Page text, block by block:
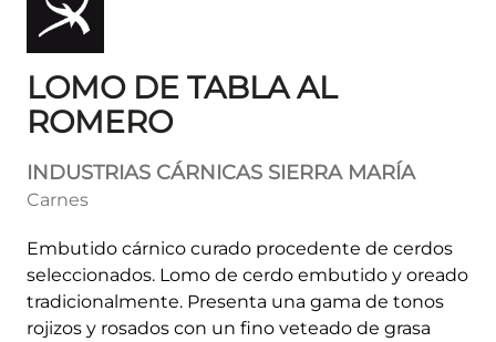
LOMO DE TABLA AL
ROMERO
INDUSTRIAS CÁRNICAS SIERRA MARÍA
Carnes
Embutido cárnico curado procedente de cerdos
seleccionados. Lomo de cerdo embutido y oreado
tradicionalmente. Presenta una gama de tonos
rojizos y rosados con un fino veteado de grasa